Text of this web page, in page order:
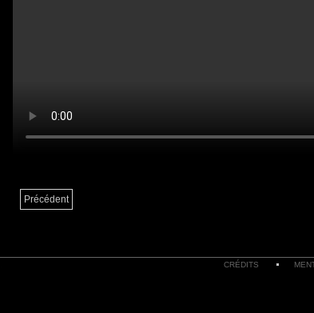
Précédent
CRÉDITS